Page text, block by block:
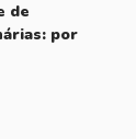
de
por